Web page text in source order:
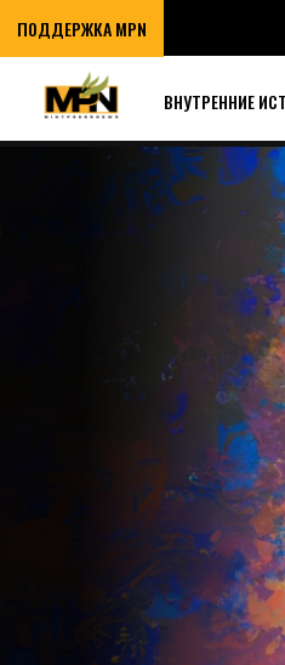
ПОДДЕРЖКА MPN
ВНУТРЕННИЕ